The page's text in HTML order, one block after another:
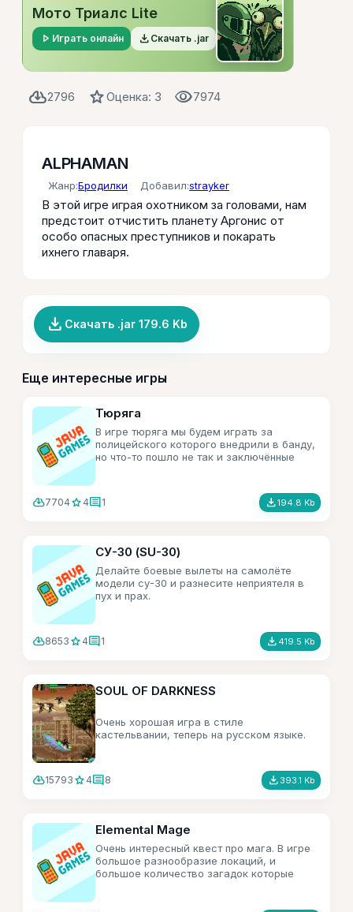
Мото Триалс Lite
play_arrow Играть онлайн file_download Скачать .jar
cloud_download2796 starОценка: 3 visibility7974
ALPHAMAN
Жанр:Бродилки Добавил:strayker
В этой игре играя охотником за головами, нам
предстоит отчистить планету Аргонис от
особо опасных преступников и покарать
ихнего главаря.
file_download Скачать .jar 179.6 Kb
Еще интересные игры
Тюряга
В игре тюряга мы будем играть за
полицейского которого внедрили в банду,
но что-то пошло не так и заключённые
грохнули тебя.
cloud_download7704 star 4comment1 file_download194.8 Kb
СУ-30 (SU-30)
Делайте боевые вылеты на самолёте
модели су-30 и разнесите неприятеля в
пух и прах.
cloud_download8653 star 4comment1 file_download 419.5 Kb
SOUL OF DARKNESS
Очень хорошая игра в стиле
кастельвании, теперь на русском языке.
cloud_download15793 star 4comment8 file_download 393.1 Kb
Elemental Mage
Очень интересный квест про мага. В игре
большое разнообразие локаций, и
большое количество загадок которые